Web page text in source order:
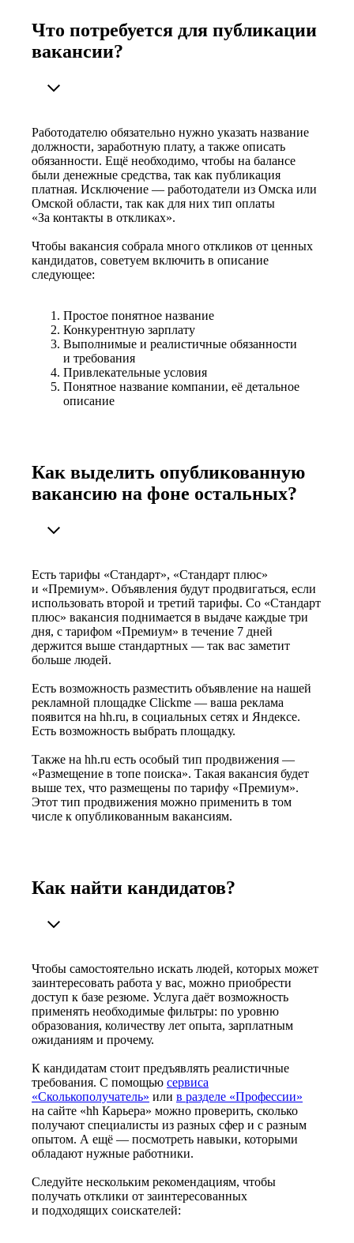
Что потребуется для публикации
вакансии?
Работодателю обязательно нужно указать название
должности, заработную плату, а также описать
обязанности. Ещё необходимо, чтобы на балансе
были денежные средства, так как публикация
платная. Исключение — работодатели из Омска или
Омской области, так как для них тип оплаты
«За контакты в откликах».
Чтобы вакансия собрала много откликов от ценных
кандидатов, советуем включить в описание
следующее:
Простое понятное название
Конкурентную зарплату
Выполнимые и реалистичные обязанности
и требования
Привлекательные условия
Понятное название компании, её детальное
описание
Как выделить опубликованную
вакансию на фоне остальных?
Есть тарифы «Стандарт», «Стандарт плюс»
и «Премиум». Объявления будут продвигаться, если
использовать второй и третий тарифы. Со «Стандарт
плюс» вакансия поднимается в выдаче каждые три
дня, с тарифом «Премиум» в течение 7 дней
держится выше стандартных — так вас заметит
больше людей.
Есть возможность разместить объявление на нашей
рекламной площадке Clickme — ваша реклама
появится на hh.ru, в социальных сетях и Яндексе.
Есть возможность выбрать площадку.
Также на hh.ru есть особый тип продвижения —
«Размещение в топе поиска». Такая вакансия будет
выше тех, что размещены по тарифу «Премиум».
Этот тип продвижения можно применить в том
числе к опубликованным вакансиям.
Как найти кандидатов?
Чтобы самостоятельно искать людей, которых может
заинтересовать работа у вас, можно приобрести
доступ к базе резюме. Услуга даёт возможность
применять необходимые фильтры: по уровню
образования, количеству лет опыта, зарплатным
ожиданиям и прочему.
К кандидатам стоит предъявлять реалистичные
требования. С помощью сервиса
«Сколькополучатель» или в разделе «Профессии»
на сайте «hh Карьера» можно проверить, сколько
получают специалисты из разных сфер и с разным
опытом. А ещё — посмотреть навыки, которыми
обладают нужные работники.
Следуйте нескольким рекомендациям, чтобы
получать отклики от заинтересованных
и подходящих соискателей: